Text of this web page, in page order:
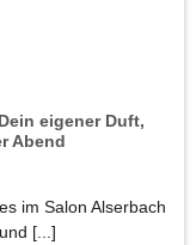
eigener Duft,
Abend
im Salon Alserbach
[...]